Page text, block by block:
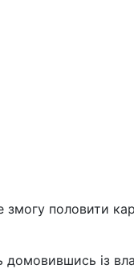
змогу половити
домовившись із